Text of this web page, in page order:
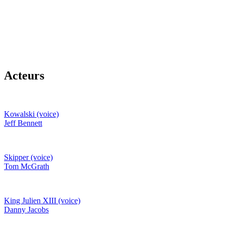
Acteurs
Kowalski (voice)
Jeff Bennett
Skipper (voice)
Tom McGrath
King Julien XIII (voice)
Danny Jacobs